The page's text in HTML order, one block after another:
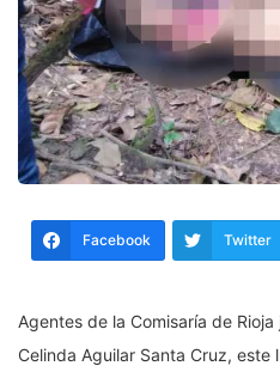
Facebook Twitter
Agentes de la Comisaría de
Celinda Aguilar Santa Cruz, este